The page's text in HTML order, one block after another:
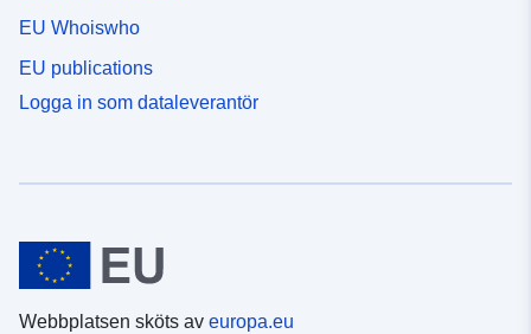
EU Whoiswho
EU publications
Logga in som dataleverantör
Webbplatsen sköts av europa.eu